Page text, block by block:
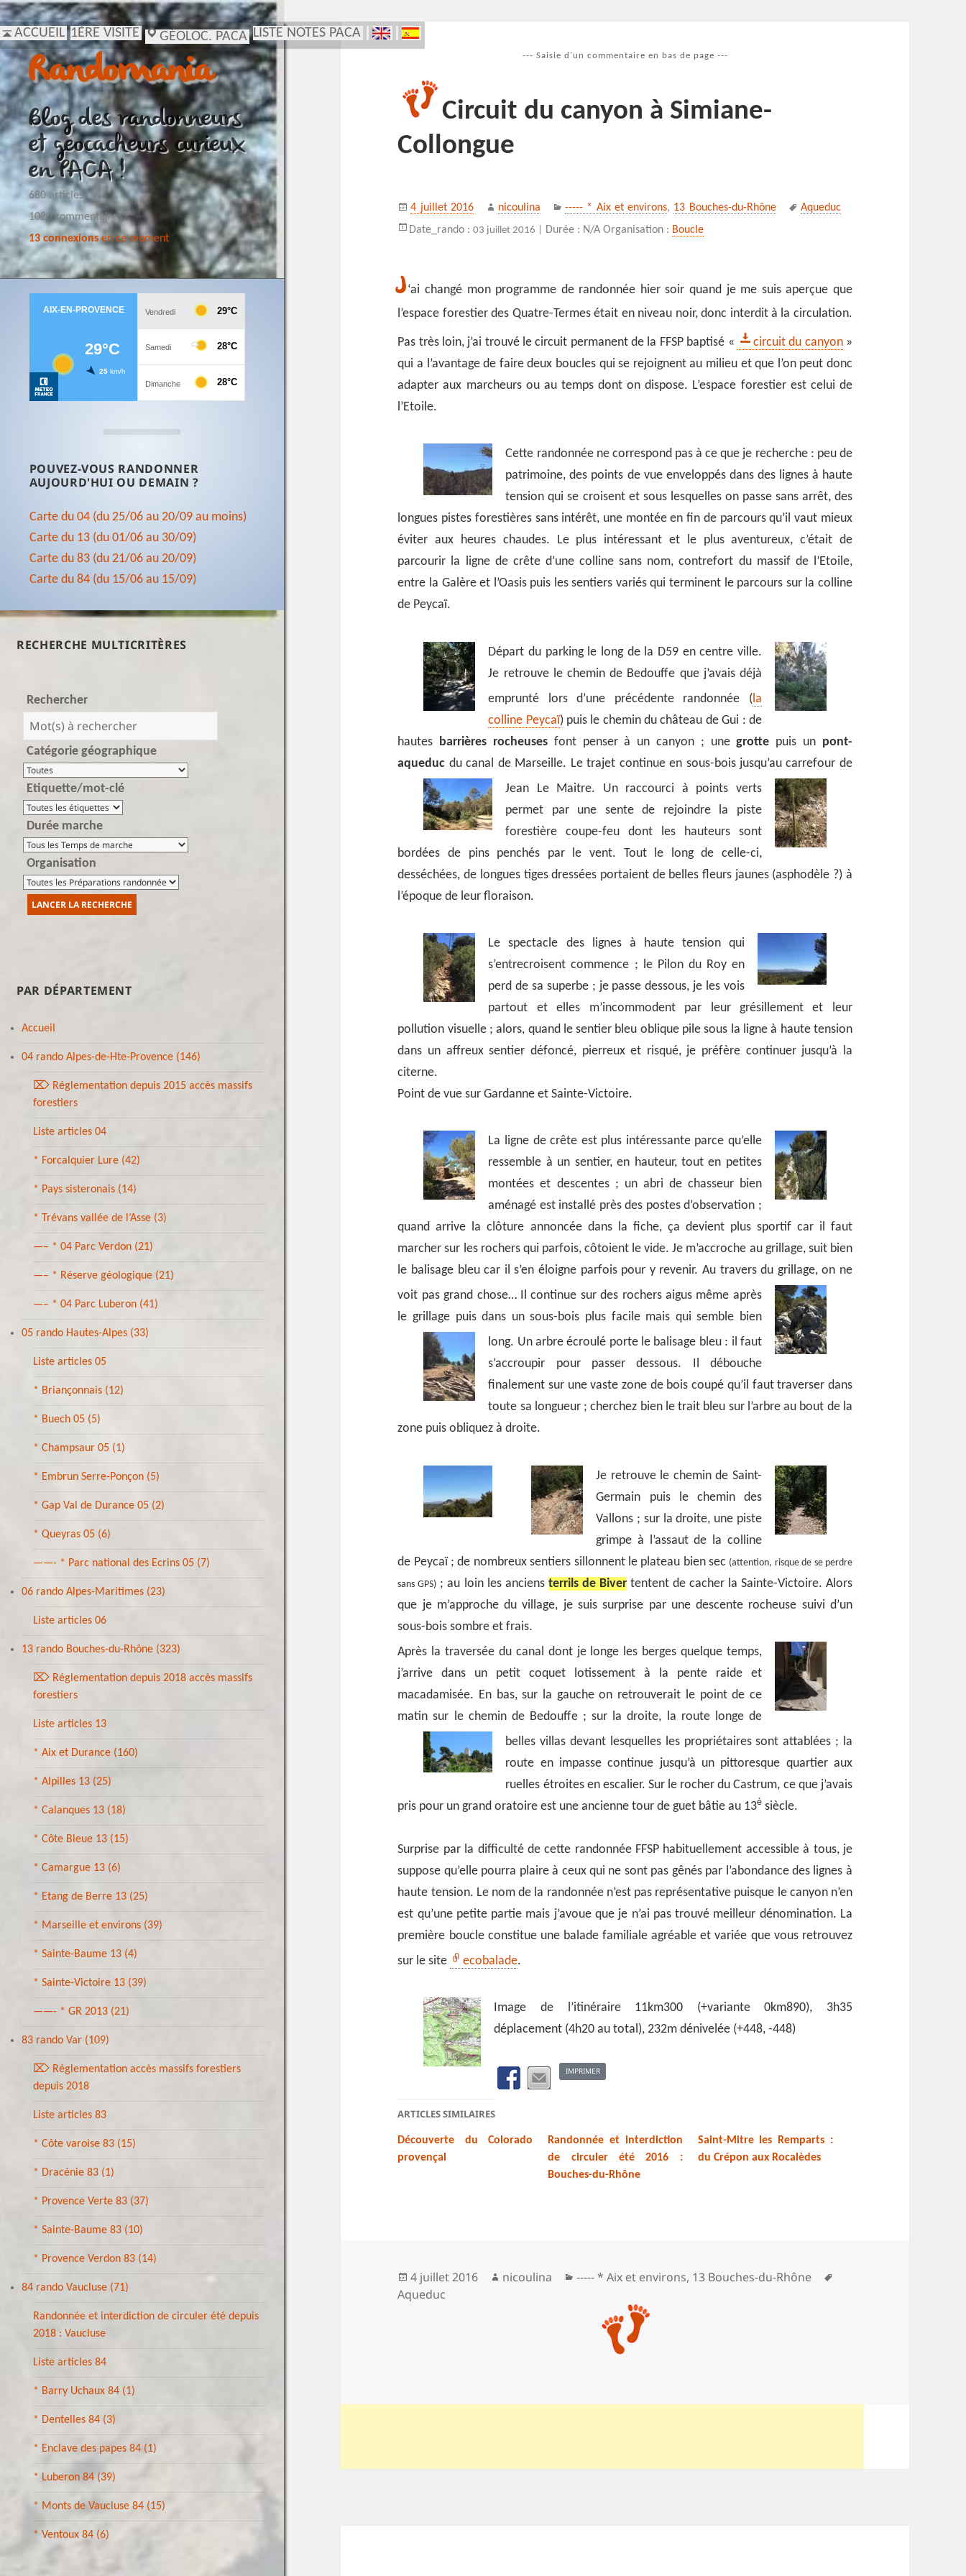
ACCUEIL 1ÈRE VISITE GÉOLOC. PACA LISTE NOTES PACA
Randomania
Blog des randonneurs
et geocacheurs curieux
en PACA !
680 articles
1020 commentaires
13 connexionsen ce moment
POUVEZ-VOUS RANDONNER
AUJOURD'HUI OU DEMAIN ?
Carte du 04 (du 25/06 au 20/09 au moins)
Carte du 13 (du 01/06 au 30/09)
Carte du 83 (du 21/06 au 20/09)
Carte du 84 (du 15/06 au 15/09)
RECHERCHE MULTICRITÈRES
Rechercher
Catégorie géographique
Etiquette/mot-clé
Durée marche
Organisation
PAR DÉPARTEMENT
Accueil
04 rando Alpes-de-Hte-Provence (146)
⌦ Réglementation depuis 2015 accès massifs
forestiers
Liste articles 04
* Forcalquier Lure (42)
* Pays sisteronais (14)
* Trévans vallée de l’Asse (3)
—– * 04 Parc Verdon (21)
—– * Réserve géologique (21)
—– * 04 Parc Luberon (41)
05 rando Hautes-Alpes (33)
Liste articles 05
* Briançonnais (12)
* Buech 05 (5)
* Champsaur 05 (1)
* Embrun Serre-Ponçon (5)
* Gap Val de Durance 05 (2)
* Queyras 05 (6)
——- * Parc national des Ecrins 05 (7)
06 rando Alpes-Maritimes (23)
Liste articles 06
13 rando Bouches-du-Rhône (323)
⌦ Réglementation depuis 2018 accès massifs
forestiers
Liste articles 13
* Aix et Durance (160)
* Alpilles 13 (25)
* Calanques 13 (18)
* Côte Bleue 13 (15)
* Camargue 13 (6)
* Etang de Berre 13 (25)
* Marseille et environs (39)
* Sainte-Baume 13 (4)
* Sainte-Victoire 13 (39)
——- * GR 2013 (21)
83 rando Var (109)
⌦ Réglementation accès massifs forestiers
depuis 2018
Liste articles 83
* Côte varoise 83 (15)
* Dracénie 83 (1)
* Provence Verte 83 (37)
* Sainte-Baume 83 (10)
* Provence Verdon 83 (14)
84 rando Vaucluse (71)
Randonnée et interdiction de circuler été depuis
2018 : Vaucluse
Liste articles 84
* Barry Uchaux 84 (1)
* Dentelles 84 (3)
* Enclave des papes 84 (1)
* Luberon 84 (39)
* Monts de Vaucluse 84 (15)
* Ventoux 84 (6)
--- Saisie d'un commentaire en bas de page ---
Circuit du canyon à Simiane-
Collongue
Publié
le
4 juillet 2016 Auteur
nicoulina Catégories
----- * Aix et environs, 13 Bouches-du-Rhône
Mots-
clés
Aqueduc
Date_rando :03 juillet 2016 | Durée : N/A Organisation : Boucle
J ‘ai changé mon programme de randonnée hier soir quand je me suis aperçue que
l’espace forestier des Quatre-Termes était en niveau noir, donc interdit à la circulation.
Pas très loin, j’ai trouvé le circuit permanent de la FFSP baptisé « circuit du canyon»
qui a l’avantage de faire deux boucles qui se rejoignent au milieu et que l’on peut donc
adapter aux marcheurs ou au temps dont on dispose. L’espace forestier est celui de
l’Etoile.
Cette randonnée ne correspond pas à ce que je recherche : peu de
patrimoine, des points de vue enveloppés dans des lignes à haute
tension qui se croisent et sous lesquelles on passe sans arrêt, des
longues pistes forestières sans intérêt, une montée en fin de parcours qu’il vaut mieux
éviter aux heures chaudes. Le plus intéressant et le plus aventureux, c’était de
parcourir la ligne de crête d’une colline sans nom, contrefort du massif de l’Etoile,
entre la Galère et l’Oasis puis les sentiers variés qui terminent le parcours sur la colline
de Peycaï.
Départ du parking le long de la D59 en centre ville.
Je retrouve le chemin de Bedouffe que j’avais déjà
emprunté lors d’une précédente randonnée (la
colline Peycaï) puis le chemin du château de Gui : de
hautes
barrières rocheuses font penser à un canyon ; unegrotte puis un pont-
aqueduc du canal de Marseille. Le trajet continue en sous-bois jusqu’au carrefour de
Jean Le Maitre. Un raccourci à points verts
permet par une sente de rejoindre la piste
forestière coupe-feu dont les hauteurs sont
bordées de pins penchés par le vent. Tout le long de celle-ci,
desséchées, de longues tiges dressées portaient de belles fleurs jaunes (asphodèle ?) à
l’époque de leur floraison.
Le spectacle des lignes à haute tension qui
s’entrecroisent commence ; le Pilon du Roy en
perd de sa superbe ; je passe dessous, je les vois
partout et elles m’incommodent par leur grésillement et leur
pollution visuelle ; alors, quand le sentier bleu oblique pile sous la ligne à haute tension
dans un affreux sentier défoncé, pierreux et risqué, je préfère continuer jusqu’à la
citerne.
Point de vue sur Gardanne et Sainte-Victoire.
La ligne de crête est plus intéressante parce qu’elle
ressemble à un sentier, en hauteur, tout en petites
montées et descentes ; un abri de chasseur bien
aménagé est installé près des postes d’observation ;
quand arrive la clôture annoncée dans la fiche, ça devient plus sportif car il faut
marcher sur les rochers qui parfois, côtoient le vide. Je m’accroche au grillage, suit bien
le balisage bleu car il s’en éloigne parfois pour y revenir. Au travers du grillage, on ne
voit pas grand chose… Il continue sur des rochers aigus même après
le grillage puis dans un sous-bois plus facile mais qui semble bien
long. Un arbre écroulé porte le balisage bleu : il faut
s’accroupir pour passer dessous. Il débouche
finalement sur une vaste zone de bois coupé qu’il faut traverser dans
toute sa longueur ; cherchez bien le trait bleu sur l’arbre au bout de la
zone puis obliquez à droite.
Je retrouve le chemin de Saint-
Germain puis le chemin des
Vallons ; sur la droite, une piste
grimpe à l’assaut de la colline
de Peycaï ; de nombreux sentiers sillonnent le plateau bien sec (attention, risque de se perdre
sans GPS) ; au loin les anciens terrils de Bivertentent de cacher la Sainte-Victoire. Alors
que je m’approche du village, je suis surprise par une descente rocheuse suivi d’un
sous-bois sombre et frais.
Après la traversée du canal dont je longe les berges quelque temps,
j’arrive dans un petit coquet lotissement à la pente raide et
macadamisée. En bas, sur la gauche on retrouverait le point de ce
matin sur le chemin de Bedouffe ; sur la droite, la route longe de
belles villas devant lesquelles les propriétaires sont attablées ; la
route en impasse continue jusqu’à un pittoresque quartier aux
ruelles étroites en escalier. Sur le rocher du Castrum, ce que j’avais
pris pour un grand oratoire est une ancienne tour de guet bâtie au 13è siècle.
Surprise par la difficulté de cette randonnée FFSP habituellement accessible à tous, je
suppose qu’elle pourra plaire à ceux qui ne sont pas gênés par l’abondance des lignes à
haute tension. Le nom de la randonnée n’est pas représentative puisque le canyon n’en
est qu’une petite partie mais j’avoue que je n’ai pas trouvé meilleur dénomination. La
première boucle constitue une balade familiale agréable et variée que vous retrouvez
sur le site
ecobalade.
Image de l’itinéraire 11km300 (+variante 0km890), 3h35
déplacement (4h20 au total), 232m dénivelée (+448, -448)
IMPRIMER
ARTICLES SIMILAIRES
Découverte du Colorado
provençal
Randonnée et interdiction
de circuler été 2016 :
Bouches-du-Rhône
Saint-Mitre les Remparts :
du Crépon aux Rocalèdes
Publié
le
4 juillet 2016 Auteur
nicoulina Catégories
----- * Aix et environs, 13 Bouches-du-Rhône
Aqueduc